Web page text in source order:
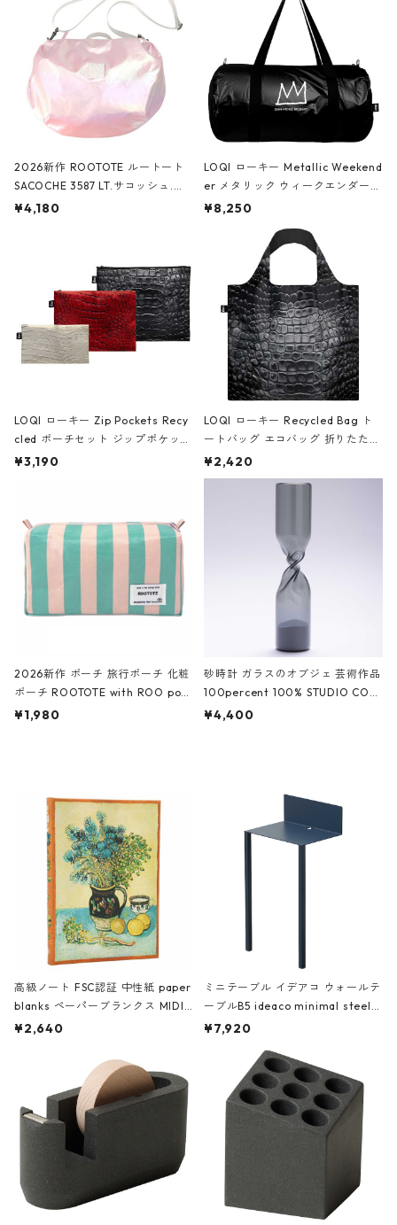
2026新作 ROOTOTE ルートート
SACOCHE 3587 LT.サコッシュ.ル
ミエ-B ショルダーバッグ グロスピ
¥4,180
LOQI ローキー Metallic Weekend
er メタリック ウィークエンダー
ボストンバッグ ショルダーバッグ
Black ジャン=ミッシェル・バスキ
ア/クラウン ブラック
¥8,250
LOQI ローキー Zip Pockets Recy
cled ポーチセット ジップポケット
ファスナーポーチ 撥水加工 トラベ
ーガンディー、オフホワイト
¥3,190
LOQI ローキー Recycled Bag ト
ートバッグ エコバッグ 折りたたみ
大きめ 撥水加工 収納ポーチ CRO
CODILE/Black クロコダイル/ブラ
¥2,420
2026新作 ポーチ 旅行ポーチ 化粧
ポーチ ROOTOTE with ROO pou
ch 3532 ルートート WR.ポーチ.ラ
¥1,980
砂時計 ガラスのオブジェ 芸術作品
100percent 100% STUDIO COH
AKU Timeless 100パーセント ス
¥4,400
高級ノート FSC認証 中性紙 paper
blanks ペーパーブランクス MIDI
ハードカバー 罫線 ヴァン・ゴッホ
¥2,640
ミニテーブル イデアコ ウォールテ
ーブルB5 ideaco minimal steel f
urniture WALL Table B5 ネイビー
¥7,920